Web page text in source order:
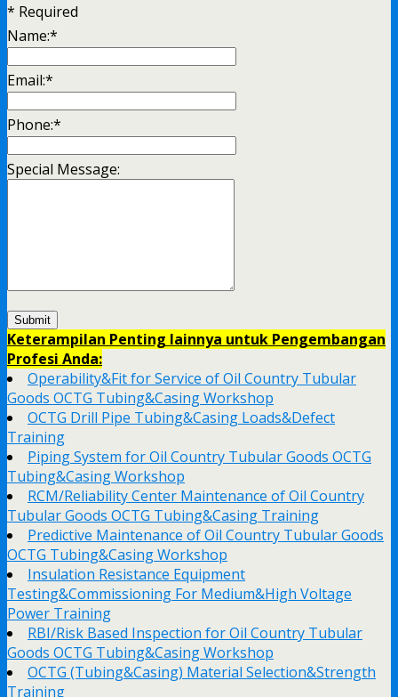
* Required
Name:*
Email:*
Phone:*
Special Message:
Keterampilan Penting lainnya untuk Pengembangan
Profesi Anda:
Operability&Fit for Service of Oil Country Tubular
Goods OCTG Tubing&Casing Workshop
OCTG Drill Pipe Tubing&Casing Loads&Defect
Training
Piping System for Oil Country Tubular Goods OCTG
Tubing&Casing Workshop
RCM/Reliability Center Maintenance of Oil Country
Tubular Goods OCTG Tubing&Casing Training
Predictive Maintenance of Oil Country Tubular Goods
OCTG Tubing&Casing Workshop
Insulation Resistance Equipment
Testing&Commissioning For Medium&High Voltage
Power Training
RBI/Risk Based Inspection for Oil Country Tubular
Goods OCTG Tubing&Casing Workshop
OCTG (Tubing&Casing) Material Selection&Strength
Training